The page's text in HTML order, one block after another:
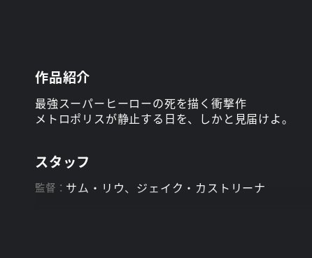
作品紹介
最強スーパーヒーローの死を描く衝撃作
メトロポリスが静止する日を、しかと見届けよ。
スタッフ
監督： サム・リウ、ジェイク・カストリーナ